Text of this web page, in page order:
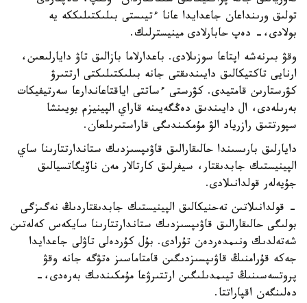
تولىق ورىنداعان جاعدايدا عانا ءتيىستى بىلىكتىلىككە يە
بولادى،- دەپ حابارلادى مينيسترلىك.
وقۋ بىرنەشە اپتاعا سوزىلادى. باعدارلاما بازالىق تاۋ دايارلىعىن،
ارنايى تاكتيكالىق دايىندىقتى جانە بىلىكتىلىكتى ارتتىرۋ
كۋرستارىن قامتيدى. كۋرستى ءساتتى اياقتاعاندارعا سەرتيفيكات
بەرىلەدى، ال دايىندىق دەڭگەيىنە قاراي الپينيزم بويىنشا
سپورتتىق رازرياد الۋ مۇمكىندىگى قاراستىرىلعان.
دايارلىق بارىسىندا حالىقارالىق قاۋىپسىزدىك ستاندارتتارىنا ساي
الپينيستىك جابدىقتار، سيفرلىق كارتالار مەن ناۆيگاتسيالىق
جۇيەلەر قولدانىلادى.
- قولدانىلاتىن تەحنيكالىق الپينيستىك جابدىقتاردىڭ نەگىزگى
بولىگى حالىقارالىق قاۋىپسىزدىك ستاندارتتارىنا سايكەس كەلەتىن
شەتەلدىك ونىمدەردەن تۇرادى. بۇل كۇردەلى تاۋلى جاعدايدا
جەكە قۇرامنىڭ قاۋىپسىزدىگىن قامتاماسىز ەتۋگە جانە وقۋ
پروتسەسىنىڭ تيىمدىلىگىن ارتتىرۋعا مۇمكىندىك بەرەدى،-
دەلىنگەن اقپاراتتا.